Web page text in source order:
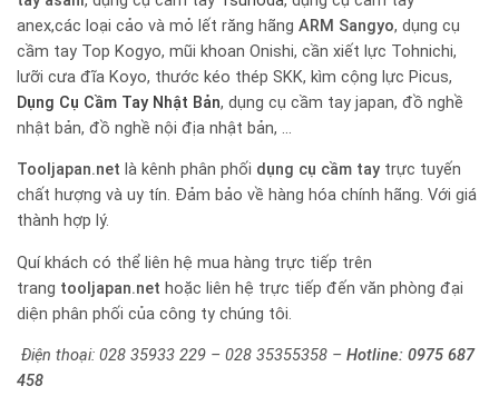
anex,các loại cảo và mỏ lết răng hãng ARM Sangyo, dụng cụ
cầm tay Top Kogyo, mũi khoan Onishi, cần xiết lực Tohnichi,
lưỡi cưa đĩa Koyo, thước kéo thép SKK, kìm cộng lực Picus,
Dụng Cụ Cầm Tay Nhật Bản, dụng cụ cầm tay japan, đồ nghề
nhật bản, đồ nghề nội địa nhật bản, …
Tooljapan.net là kênh phân phối dụng cụ cầm tay trực tuyến
chất hượng và uy tín. Đảm bảo về hàng hóa chính hãng. Với giá
thành hợp lý.
Quí khách có thể liên hệ mua hàng trực tiếp trên
trang tooljapan.net hoặc liên hệ trực tiếp đến văn phòng đại
diện phân phối của công ty chúng tôi.
Điện thoại: 028 35933 229 – 028 35355358 – Hotline: 0975 687
458